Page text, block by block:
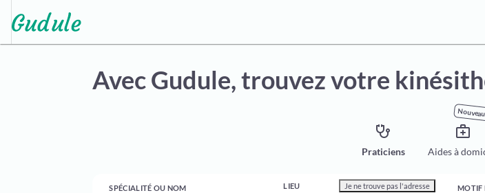
Avec Gudule,trouvez votre
stethoscope
Praticiens
medical_services
Aides à
SPÉCIALITÉ OU NOM LIEU Je ne trouve pas l'adresse MOTIF